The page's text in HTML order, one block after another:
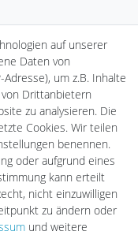
auf unserer
Daten von
um z.B. Inhalte
Drittanbietern
zu analysieren. Die
Cookies. Wir teilen
benennen.
oder aufgrund eines
kann erteilt
nicht einzuwilligen
zu ändern oder
und weitere